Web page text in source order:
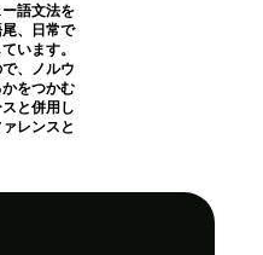
語文法を
、日常で
います。
、ノルウ
をつかむ
と併用し
レンスと